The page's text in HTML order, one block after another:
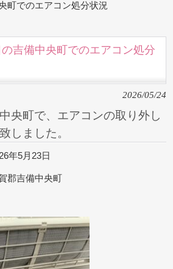
町でのエアコン処分状況
吉備中央町でのエアコン処分
2026/05/24
央町で、エアコンの取り外し
しました。
年5月23日
郡吉備中央町